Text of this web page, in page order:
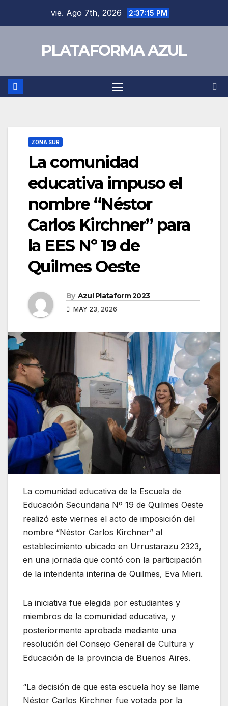
vie. Ago 7th, 2026 2:37:16 PM
PLATAFORMA AZUL
ZONA SUR
La comunidad
educativa impuso el
nombre “Néstor
Carlos Kirchner” para
la EES Nº 19 de
Quilmes Oeste
By Azul Plataform 2023
MAY 23, 2026
La comunidad educativa de la Escuela de
Educación Secundaria Nº 19 de Quilmes Oeste
realizó este viernes el acto de imposición del
nombre “Néstor Carlos Kirchner” al
establecimiento ubicado en Urrustarazu 2323,
en una jornada que contó con la participación
de la intendenta interina de Quilmes, Eva Mieri.
La iniciativa fue elegida por estudiantes y
miembros de la comunidad educativa, y
posteriormente aprobada mediante una
resolución del Consejo General de Cultura y
Educación de la provincia de Buenos Aires.
“La decisión de que esta escuela hoy se llame
Néstor Carlos Kirchner fue votada por la